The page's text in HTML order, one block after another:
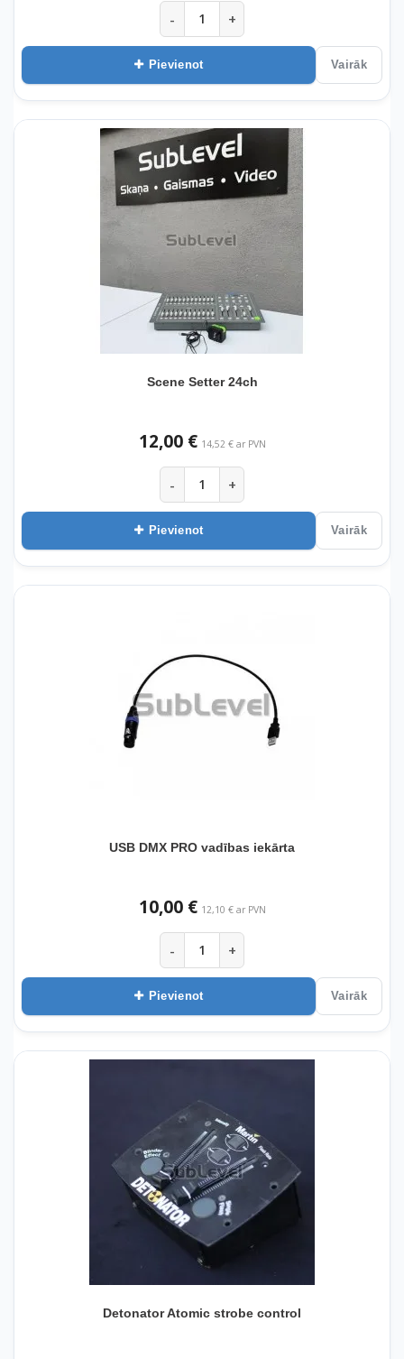
- +
Pievienot Vairāk
Scene Setter 24ch
12,00 € 14,52 € ar PVN
- +
Pievienot Vairāk
USB DMX PRO vadības iekārta
10,00 € 12,10 € ar PVN
- +
Pievienot Vairāk
Detonator Atomic strobe control